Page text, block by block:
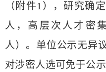
（附件1），研究确
人，高层次人才密
人）。单位公示无异
对涉密人选可免于公